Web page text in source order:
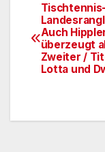
Tischtennis-
Auch
überzeugt
Zweiter /
Lotta und